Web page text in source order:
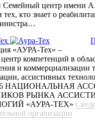
центр имени
тех, кто знает о
«АУРА-Тех» –
компетенций в
и коммерциализации
ассистивных
НАЦИОНАЛЬНАЯ
РЫНКА
«АУРА-ТЕХ»
организации